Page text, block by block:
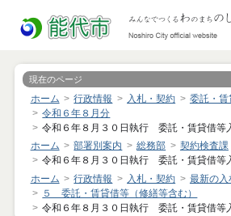
現在のページ
ホーム 行政情報 入札・契約
委託・
令和６年８月分
令和６年８月３０日執行 委託・賃貸借等
ホーム
部署別案内 総務部
契約検査課
令和６年８月３０日執行 委託・賃貸借等
ホーム
行政情報 入札・契約
最新の入
５ 委託・賃貸借等（修繕等含む）
令和６年８月３０日執行 委託・賃貸借等